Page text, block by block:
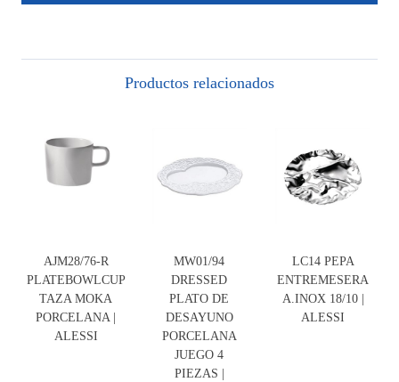
Productos relacionados
AJM28/76-R
PLATEBOWLCUP
TAZA MOKA
PORCELANA |
ALESSI
MW01/94
DRESSED
PLATO DE
DESAYUNO
PORCELANA
JUEGO 4
PIEZAS |
LC14 PEPA
ENTREMESERA
A.INOX 18/10 |
ALESSI